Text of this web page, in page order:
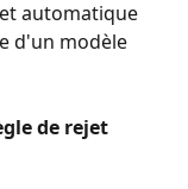
automatique
d'un modèle
de rejet